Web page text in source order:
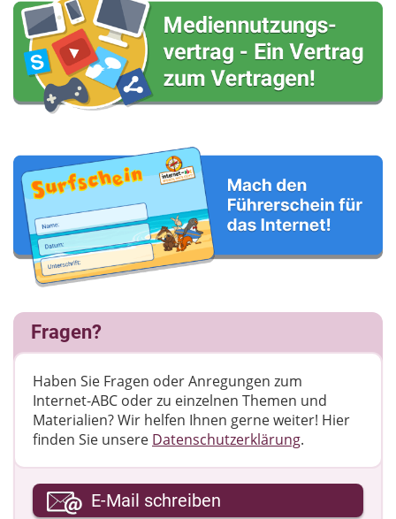
Fragen?
Haben Sie Fragen oder Anregungen zum
Internet-ABC oder zu einzelnen Themen und
Materialien? Wir helfen Ihnen gerne weiter! ​Hier
finden Sie unsere Datenschutzerklärung.
Ihre E-Mail-Adresse
E-Mail schreiben